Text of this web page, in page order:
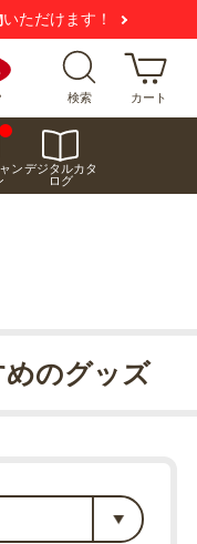
いただけます！
検索 カート
ンデジタルカタ
ログ
のグッズ